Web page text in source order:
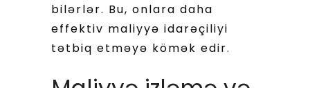
bilərlər. Bu, onlara daha
effektiv maliyyə idarəçiliyi
tətbiq etməyə kömək edir.